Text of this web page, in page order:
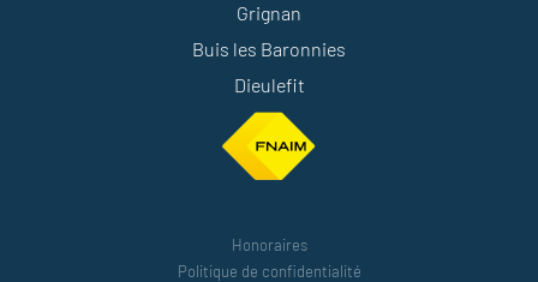
Grignan
Buis les Baronnies
Dieulefit
Honoraires
Politique de confidentialité